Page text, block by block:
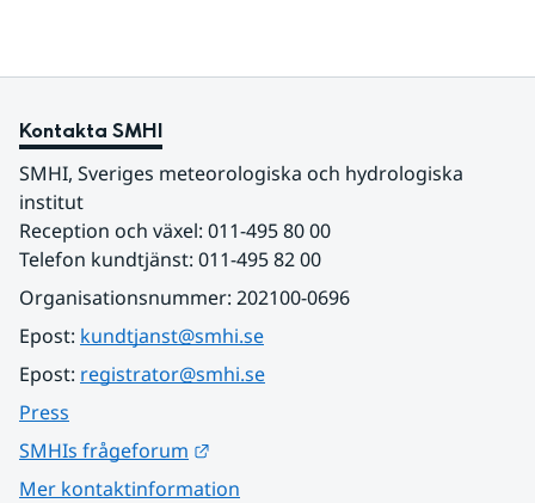
Kontakta SMHI
SMHI, Sveriges meteorologiska och hydrologiska
institut
Reception och växel: 011-495 80 00
Telefon kundtjänst: 011-495 82 00
Organisationsnummer: 202100-0696
Epost: kundtjanst@smhi.se
Epost: registrator@smhi.se
Press
SMHIs frågeforum
Mer kontaktinformation